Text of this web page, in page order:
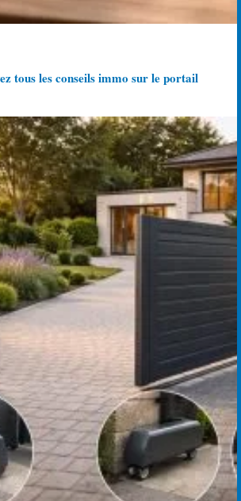
tous les conseils immo sur le portail